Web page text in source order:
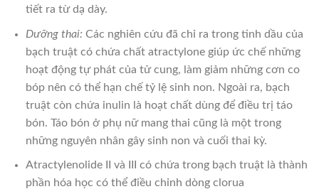
tiết ra từ dạ dày.
Dưỡng thai: Các nghiên cứu đã chỉ ra trong tinh dầu của
bạch truật có chứa chất atractylone giúp ức chế những
hoạt động tự phát của tử cung, làm giảm những cơn co
bóp nên có thể hạn chế tỷ lệ sinh non. Ngoài ra, bạch
truật còn chứa inulin là hoạt chất dùng để điều trị táo
bón. Táo bón ở phụ nữ mang thai cũng là một trong
những nguyên nhân gây sinh non và cuối thai kỳ.
Atractylenolide II và III có chứa trong bạch truật là thành
phần hóa học có thể điều chỉnh dòng clorua